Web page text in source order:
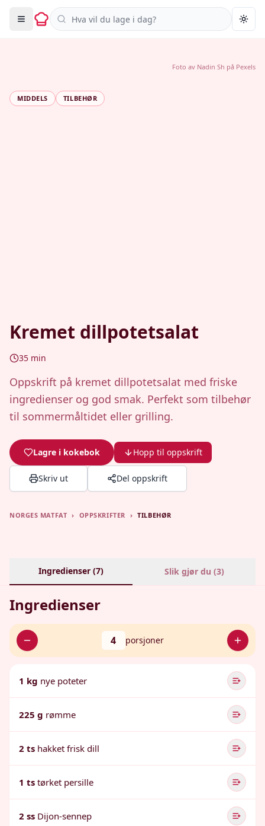
Søk i oppskrifter
MIDDELS TILBEHØR
Kremet dillpotetsalat
35 min
Oppskrift på kremet dillpotetsalat med friske
ingredienser og god smak. Perfekt som tilbehør
til sommermåltidet eller grilling.
Lagre i kokebok Hopp til oppskrift
Skriv ut Del oppskrift
Foto av Nadin Sh på Pexels
NORGES MATFAT › OPPSKRIFTER › TILBEHØR
Ingredienser (7) Slik gjør du (3)
Ingredienser
4 porsjoner
1 kg nye poteter
225 g rømme
2 ts hakket frisk dill
1 ts tørket persille
2 ss Dijon-sennep